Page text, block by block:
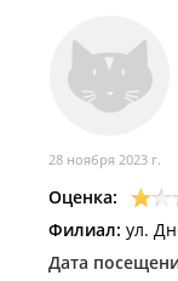
28 ноября 2023 г.
Оценка:
Филиал: ул.
Дата